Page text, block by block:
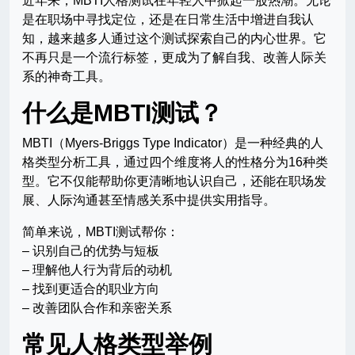
是在职场中寻找定位，还是在日常生活中增进自我认
知，越来越多人通过这个测试探索自己的内心世界。它
不再只是一个流行标签，更成为了解自我、改善人际关
系的神奇工具。
什么是MBTI测试？
MBTI（Myers-Briggs Type Indicator）是一种经典的人
格类型分析工具，通过四个维度将人的性格分为16种类
型。它不仅能帮助你更清晰地认识自己，还能在职场发
展、人际沟通甚至情感关系中提供实用指导。
简单来说，MBTI测试帮你：
– 识别自己的优势与短板
– 理解他人行为背后的动机
– 找到更适合的职业方向
– 改善团队合作和亲密关系
常见人格类型举例